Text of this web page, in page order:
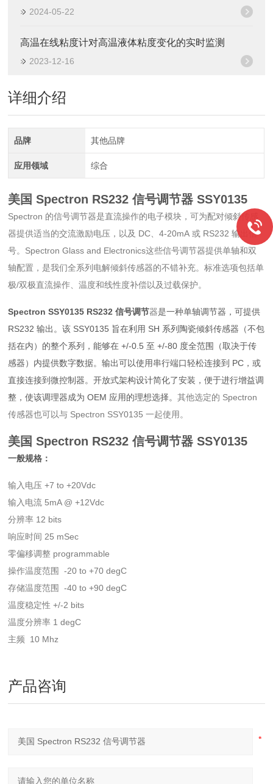
2024-05-22
高温在线粘度计对高温液体粘度变化的实时监测
2023-12-16
详细介绍
品牌 其他品牌
应用领域 综合
美国 Spectron RS232 信号调节器 SSY0135
Spectron 的信号调节器是直流操作的电子模块，可为配对倾斜传感
器提供适当的交流激励电压，以及 DC、4-20mA 或 RS232 输出信
号。Spectron Glass and Electronics这些信号调节器提供单轴和双
轴配置，是我们全系列电解倾斜传感器的不错补充。标准选项包括单
极/双极直流操作、温度和线性度补偿以及过载保护。
Spectron SSY0135 RS232 信号调节器是一种单轴调节器，可提供
RS232 输出。该 SSY0135 旨在利用 SH 系列陶瓷倾斜传感器（不包
括在内）的整个系列，能够在 +/-0.5 至 +/-80 度全范围（取决于传
感器）内提供数字数据。输出可以使用串行端口轻松连接到 PC，或
直接连接到微控制器。开放式架构设计简化了安装，便于进行增益调
整，使该调理器成为 OEM 应用的理想选择。其他选定的 Spectron
传感器也可以与 Spectron SSY0135 一起使用。
美国 Spectron RS232 信号调节器 SSY0135
一般规格：
输入电压 +7 to +20Vdc
输入电流 5mA @ +12Vdc
分辨率 12 bits
响应时间 25 mSec
零偏移调整 programmable
操作温度范围 -20 to +70 degC
存储温度范围 -40 to +90 degC
温度稳定性 +/-2 bits
温度分辨率 1 degC
主频 10 Mhz
产品咨询